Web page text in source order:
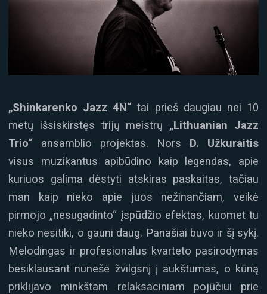
„Shinkarenko Jazz 4N“ tai prieš daugiau nei 10
metų išsiskirstęs trijų meistrų „Lithuanian Jazz
Trio“ ansamblio projektas. Nors D. Užkuraitis
visus muzikantus apibūdino kaip legendas, apie
kuriuos galima dėstyti atskiras paskaitas, tačiau
man kaip nieko apie juos nežinančiam, veikė
pirmojo „nesugadinto“ įspūdžio efektas, kuomet tu
nieko nesitiki, o gauni daug. Panašiai buvo ir šį sykį.
Melodingas ir profesionalus kvarteto pasirodymas
besiklausant nunešė žvilgsnį į aukštumas, o kūną
priklijavo minkštam relaksaciniam pojūčiui prie